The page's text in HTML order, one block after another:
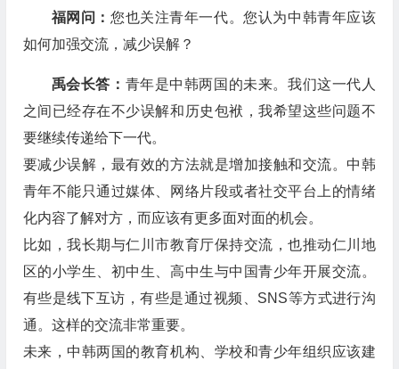
福网问： 您也关注青年一代。您认为中韩青年应该
如何加强交流，减少误解？
禹会长答： 青年是中韩两国的未来。我们这一代人
之间已经存在不少误解和历史包袱，我希望这些问题不
要继续传递给下一代。
要减少误解，最有效的方法就是增加接触和交流。中韩
青年不能只通过媒体、网络片段或者社交平台上的情绪
化内容了解对方，而应该有更多面对面的机会。
比如，我长期与仁川市教育厅保持交流，也推动仁川地
区的小学生、初中生、高中生与中国青少年开展交流。
有些是线下互访，有些是通过视频、SNS等方式进行沟
通。这样的交流非常重要。
未来，中韩两国的教育机构、学校和青少年组织应该建